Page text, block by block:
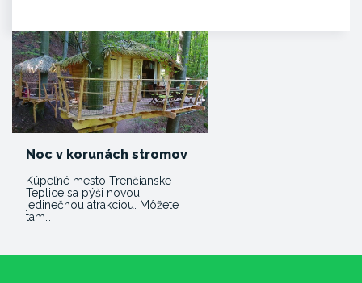
Noc v korunách stromov
Kúpeľné mesto Trenčianske
Teplice sa pýši novou,
jedinečnou atrakciou. Môžete
tam…